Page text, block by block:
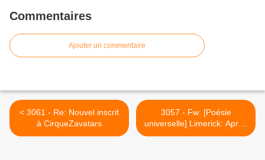
Commentaires
Ajouter un commentaire
< 3061 - Re: Nouvel inscrit
à CirqueZavatars
3057 - Fw: [Poésie
universelle] Limerick: Apres
le lait la SOUPE au noir a